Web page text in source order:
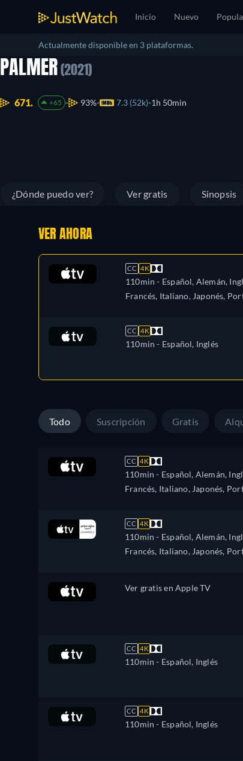
Inicio Nuevo
Actualmente disponible en 3 plataformas.
PALMER (2021)
671. +65 93% 7.3 (52k) 1h 50min
¿Dónde puedo ver? Ver gratis Sinopsis
VER AHORA
CC 4K
110min - Español, Alemán,
Francés, Italiano, Japonés,
CC 4K
110min - Español, Inglés
Todo Suscripción Gratis
CC 4K
110min - Español, Alemán,
Francés, Italiano, Japonés,
CC 4K
110min - Español, Alemán,
Francés, Italiano, Japonés,
Ver gratis en Apple TV
CC 4K
110min - Español, Inglés
CC 4K
110min - Español, Inglés